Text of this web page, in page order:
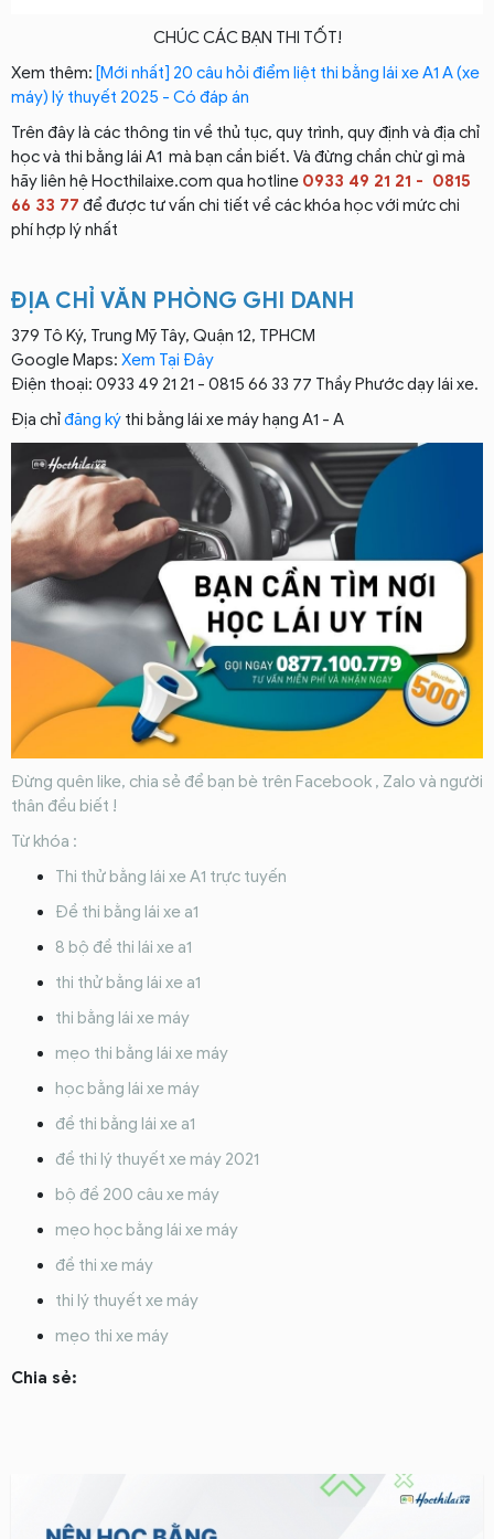
CHÚC CÁC BẠN THI TỐT!
Xem thêm: [Mới nhất] 20 câu hỏi điểm liệt thi bằng lái xe A1 A (xe
máy) lý thuyết 2025 - Có đáp án
Trên đây là các thông tin về thủ tục, quy trình, quy định và địa chỉ
học và thi bằng lái A1 mà bạn cần biết. Và đừng chần chừ gì mà
hãy liên hệ Hocthilaixe.com qua hotline 0933 49 21 21 - 0815
66 33 77 để được tư vấn chi tiết về các khóa học với mức chi
phí hợp lý nhất
ĐỊA CHỈ VĂN PHÒNG GHI DANH
379 Tô Ký, Trung Mỹ Tây, Quận 12, TPHCM
Google Maps: Xem Tại Đây
Điện thoại: 0933 49 21 21 - 0815 66 33 77 Thầy Phước dạy lái xe.
Địa chỉđăng ký thi bằng lái xe máy hạng A1 - A
Đừng quên like, chia sẻ để bạn bè trên Facebook , Zalo và người
thân đều biết !
Từ khóa :
Thi thử bằng lái xe A1 trực tuyến
Đề thi bằng lái xe a1
8 bộ đề thi lái xe a1
thi thử bằng lái xe a1
thi bằng lái xe máy
mẹo thi bằng lái xe máy
học bằng lái xe máy
đề thi bằng lái xe a1
đề thi lý thuyết xe máy 2021
bộ đề 200 câu xe máy
mẹo học bằng lái xe máy
đề thi xe máy
thi lý thuyết xe máy
mẹo thi xe máy
Chia sẻ: